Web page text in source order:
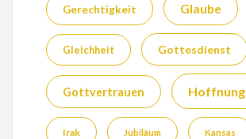
Gerechtigkeit Glaube
Gleichheit Gottesdienst
Gottvertrauen Hoffnung
Irak Jubiläum Kansas